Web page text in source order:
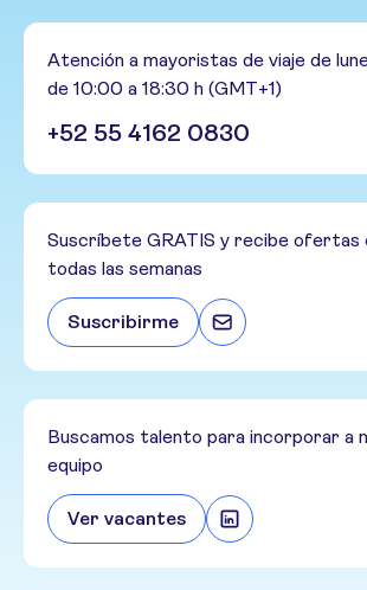
Atención a mayoristas de viaje de
de 10:00 a 18:30 h (GMT+1)
+52 55 4162 0830
Suscríbete GRATIS y recibe ofertas
todas las semanas
Suscribirme
Buscamos talento para incorporar a
equipo
Ver vacantes